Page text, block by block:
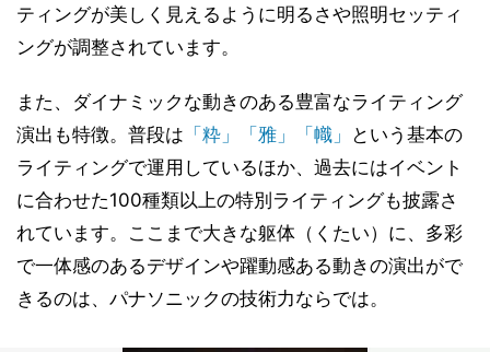
ティングが美しく見えるように明るさや照明セッティ
ングが調整されています。
また、ダイナミックな動きのある豊富なライティング
演出も特徴。普段は 「粋」「雅」「幟」
という基本の
ライティングで運用しているほか、過去にはイベント
に合わせた100種類以上の特別ライティングも披露さ
れています。ここまで大きな躯体（くたい）に、多彩
で一体感のあるデザインや躍動感ある動きの演出がで
きるのは、パナソニックの技術力ならでは。